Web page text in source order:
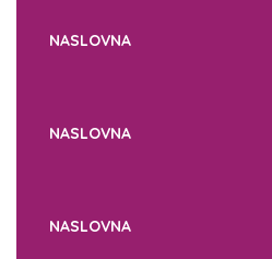
NASLOVNA
NASLOVNA
NASLOVNA